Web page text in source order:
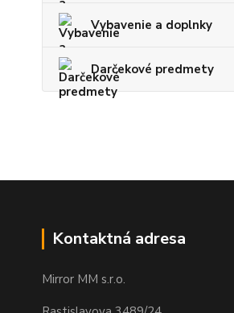
Vybavenie a doplnky
Darčekové predmety
Kontaktná adresa
Mirror MM s.r.o.